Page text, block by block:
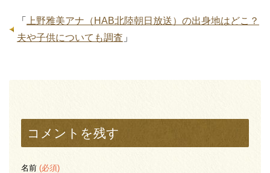
「
上野雅美アナ（HAB北陸朝日放送）の出身地はどこ？
夫や子供についても調査 」
コメントを残す
名前 (必須)